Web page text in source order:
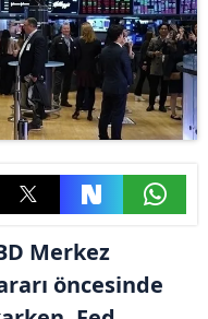
Merkez
öncesinde